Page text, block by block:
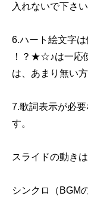
入れないで下さい
6.ハート絵文字は
！？★☆♪は一応
は、あまり無い
7.歌詞表示が必
す。
スライドの動き
シンクロ（BGM